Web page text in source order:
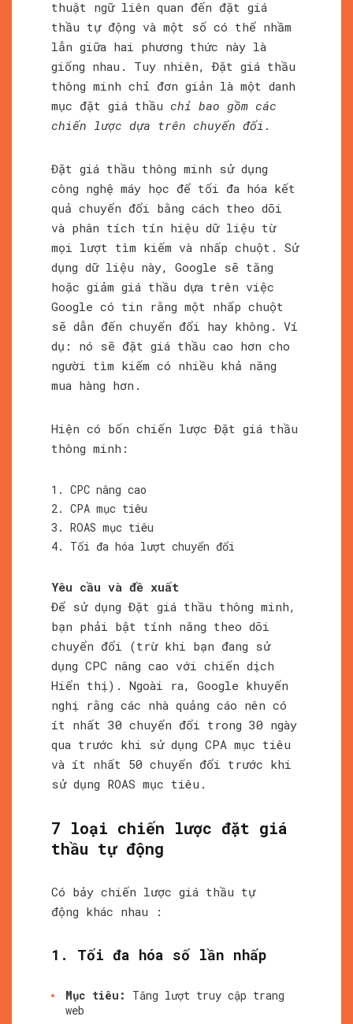
thuật ngữ liên quan đến đặt giá
thầu tự động và một số có thể nhầm
lẫn giữa hai phương thức này là
giống nhau. Tuy nhiên, Đặt giá thầu
thông minh chỉ đơn giản là một danh
mục đặt giá thầu chỉ bao gồm các
chiến lược dựa trên chuyển đổi.
Đặt giá thầu thông minh sử dụng
công nghệ máy học để tối đa hóa kết
quả chuyển đổi bằng cách theo dõi
và phân tích tín hiệu dữ liệu từ
mọi lượt tìm kiếm và nhấp chuột. Sử
dụng dữ liệu này, Google sẽ tăng
hoặc giảm giá thầu dựa trên việc
Google có tin rằng một nhấp chuột
sẽ dẫn đến chuyển đổi hay không. Ví
dụ: nó sẽ đặt giá thầu cao hơn cho
người tìm kiếm có nhiều khả năng
mua hàng hơn.
Hiện có bốn chiến lược Đặt giá thầu
thông minh:
CPC nâng cao
CPA mục tiêu
ROAS mục tiêu
Tối đa hóa lượt chuyển đổi
Yêu cầu và đề xuất
Để sử dụng Đặt giá thầu thông minh,
bạn phải bật tính năng theo dõi
chuyển đổi (trừ khi bạn đang sử
dụng CPC nâng cao với chiến dịch
Hiển thị). Ngoài ra, Google khuyến
nghị rằng các nhà quảng cáo nên có
ít nhất 30 chuyển đổi trong 30 ngày
qua trước khi sử dụng CPA mục tiêu
và ít nhất 50 chuyển đổi trước khi
sử dụng ROAS mục tiêu.
7 loại chiến lược đặt giá
thầu tự động
Có bảy chiến lược giá thầu tự
động khác nhau :
1. Tối đa hóa số lần nhấp
Mục tiêu:
Tăng lượt truy cập trang
web